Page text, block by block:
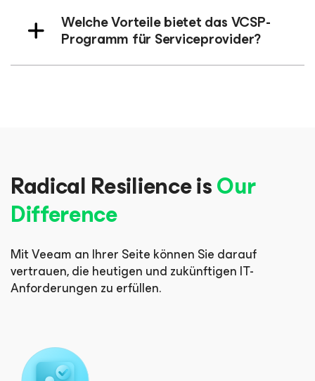
Welche Vorteile bietet das VCSP-
Programm für Serviceprovider?
Radical Resilience isOur
Difference
Mit Veeam an Ihrer Seite können Sie darauf
vertrauen, die heutigen und zukünftigen IT-
Anforderungen zu erfüllen.